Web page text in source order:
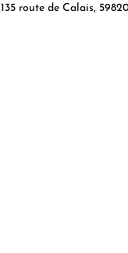
135 route de Calais,